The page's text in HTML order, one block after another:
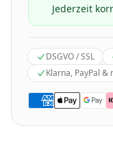
Jederzeit
DSGVO / SSL
Klarna, PayPal &